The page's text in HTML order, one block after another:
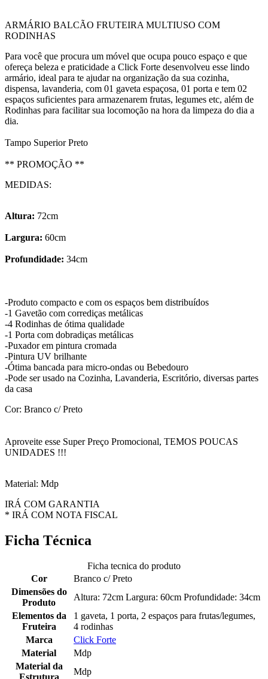
ARMÁRIO BALCÃO FRUTEIRA MULTIUSO COM
RODINHAS
Para você que procura um móvel que ocupa pouco espaço e que
ofereça beleza e praticidade a Click Forte desenvolveu esse lindo
armário, ideal para te ajudar na organização da sua cozinha,
dispensa, lavanderia, com 01 gaveta espaçosa, 01 porta e tem 02
espaços suficientes para armazenarem frutas, legumes etc, além de
Rodinhas para facilitar sua locomoção na hora da limpeza do dia a
dia.
Tampo Superior Preto
** PROMOÇÃO **
MEDIDAS:
Altura: 72cm
Largura: 60cm
Profundidade: 34cm
-Produto compacto e com os espaços bem distribuídos
-1 Gavetão com corrediças metálicas
-4 Rodinhas de ótima qualidade
-1 Porta com dobradiças metálicas
-Puxador em pintura cromada
-Pintura UV brilhante
-Ótima bancada para micro-ondas ou Bebedouro
-Pode ser usado na Cozinha, Lavanderia, Escritório, diversas partes
da casa
Cor: Branco c/ Preto
Aproveite esse Super Preço Promocional, TEMOS POUCAS
UNIDADES !!!
Material: Mdp
IRÁ COM GARANTIA
* IRÁ COM NOTA FISCAL
Ficha Técnica
Ficha tecnica do produto
Cor
Branco c/ Preto
Dimensões do
Produto
Altura: 72cm Largura: 60cm Profundidade: 34cm
Elementos da
Fruteira
1 gaveta, 1 porta, 2 espaços para frutas/legumes,
4 rodinhas
Marca
Click Forte
Material
Mdp
Material da
Estrutura
Mdp